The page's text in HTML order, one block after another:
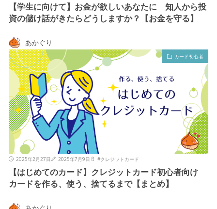
【学生に向けて】お金が欲しいあなたに 知人から投
資の儲け話がきたらどうしますか？【お金を守る】
あかぐり
カード初心者
2025年2月27日 2025年7月9日 #クレジットカード
【はじめてのカード】クレジットカード初心者向け
カードを作る、使う、捨てるまで【まとめ】